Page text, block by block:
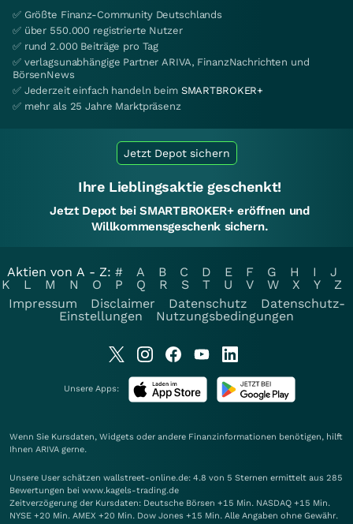
✅ Größte Finanz-Community Deutschlands
✅ über 550.000 registrierte Nutzer
✅ rund 2.000 Beiträge pro Tag
✅ verlagsunabhängige Partner ARIVA, FinanzNachrichten und
BörsenNews
✅ Jederzeit einfach handeln beim SMARTBROKER+
✅ mehr als 25 Jahre Marktpräsenz
Jetzt Depot sichern
Ihre Lieblingsaktie geschenkt!
Jetzt Depot bei SMARTBROKER+ eröffnen und
Willkommensgeschenk sichern.
Aktien von A - Z: # A B C D E F G H I
J
K
L M N O P Q R S T U V W X Y
Z
Impressum
Disclaimer Datenschutz
Datenschutz-
Einstellungen
Nutzungsbedingungen
Unsere Apps:
Wenn Sie Kursdaten, Widgets oder andere Finanzinformationen benötigen, hilft
Ihnen ARIVA gerne.
Unsere User schätzen wallstreet-online.de: 4.8 von 5 Sternen ermittelt aus 285
Bewertungen bei www.kagels-trading.de
Zeitverzögerung der Kursdaten: Deutsche Börsen +15 Min. NASDAQ +15 Min.
NYSE +20 Min. AMEX +20 Min. Dow Jones +15 Min. Alle Angaben ohne Gewähr.